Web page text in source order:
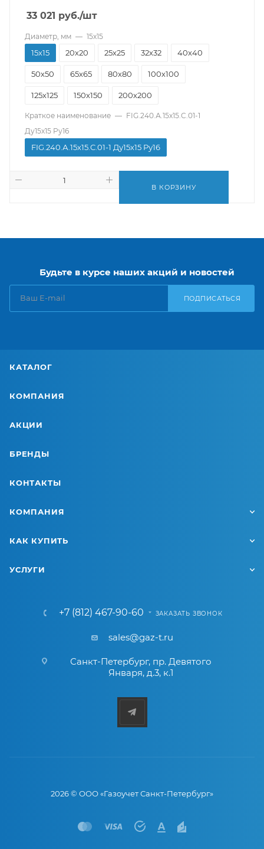
33 021 руб./шт
Диаметр, мм — 15х15
15х15 20х20 25х25 32х32 40х40
50х50 65х65 80х80 100х100
125х125 150х150 200х200
Краткое наименование — FIG.240.А.15х15.C.01-1
Ду15х15 Pу16
FIG.240.А.15х15.C.01-1 Ду15х15 Pу16
В КОРЗИНУ
Будьте в курсе наших акций и новостей
ПОДПИСАТЬСЯ
КАТАЛОГ
КОМПАНИЯ
АКЦИИ
БРЕНДЫ
КОНТАКТЫ
КОМПАНИЯ
КАК КУПИТЬ
УСЛУГИ
+7 (812) 467-90-60 ЗАКАЗАТЬ ЗВОНОК
sales@gaz-t.ru
Санкт-Петербург, пр. Девятого
Января, д.3, к.1
2026 © ООО «Газоучет Санкт-Петербург»